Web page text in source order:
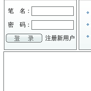
笔 名：
密 码：
注册新用户